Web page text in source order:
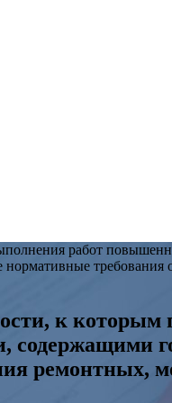
работ
требования
к которым
содержащими
ремонтных,